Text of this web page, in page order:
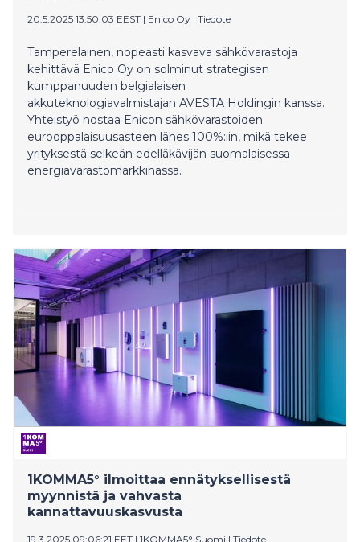
20.5.2025 13:50:03 EEST | Enico Oy | Tiedote
Tamperelainen, nopeasti kasvava sähkövarastoja
kehittävä Enico Oy on solminut strategisen
kumppanuuden belgialaisen
akkuteknologiavalmistajan AVESTA Holdingin kanssa.
Yhteistyö nostaa Enicon sähkövarastoiden
eurooppalaisuusasteen lähes 100%:iin, mikä tekee
yrityksestä selkeän edelläkävijän suomalaisessa
energiavarastomarkkinassa.
1KOMMA5° ilmoittaa ennätyksellisestä
myynnistä ja vahvasta
kannattavuuskasvusta
19.3.2025 09:06:21 EET | 1KOMMA5° Suomi | Tiedote